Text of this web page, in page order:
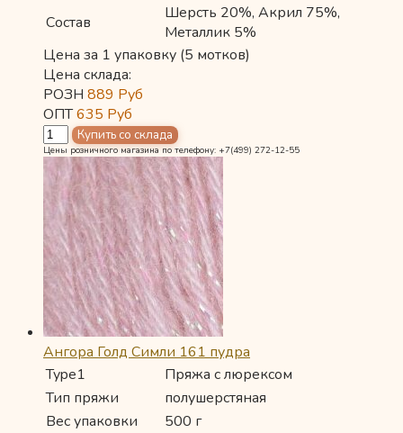
Состав
Шерсть 20%, Акрил 75%,
Металлик 5%
Цена за 1 упаковку (5 мотков)
Цена склада:
РОЗН 889 Руб
ОПТ635 Руб
Цены розничного магазина по телефону: +7(499) 272-12-55
Ангора Голд Симли 161 пудра
Type1
Пряжа с люрексом
Тип пряжи
полушерстяная
Вес упаковки
500 г